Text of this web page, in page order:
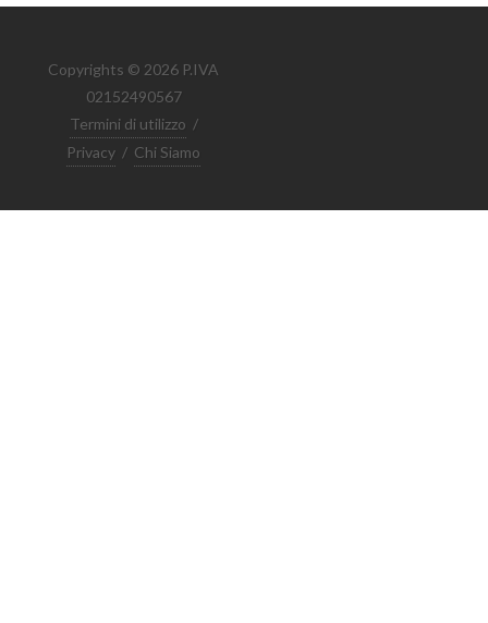
Copyrights © 2026 P.IVA
02152490567
Termini di utilizzo /
Privacy / Chi Siamo